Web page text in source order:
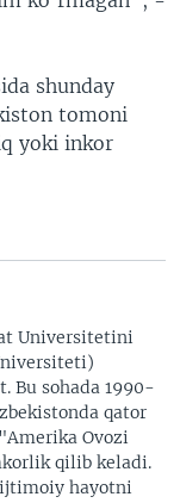
shunday
tomoni
yoki inkor
Universitetini
Bu sohada 1990-
qator
Ovozi
qilib keladi.
hayotni